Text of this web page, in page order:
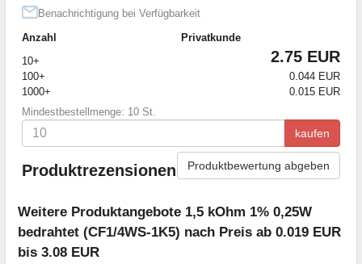
Benachrichtigung bei Verfügbarkeit
Anzahl
Privatkunde
10+
2.75 EUR
100+
0.044 EUR
1000+
0.015 EUR
Mindestbestellmenge: 10 St.
kaufen
Produktrezensionen Produktbewertung abgeben
Weitere Produktangebote 1,5 kOhm 1% 0,25W
bedrahtet (CF1/4WS-1K5) nach Preis ab 0.019 EUR
bis 3.08 EUR